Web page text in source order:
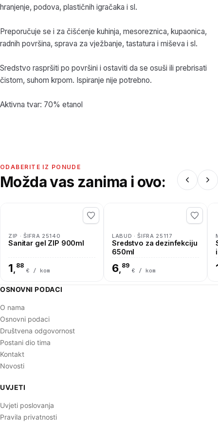
hranjenje, podova, plastičnih igračaka i sl.
Preporučuje se i za čišćenje kuhinja, mesoreznica, kupaonica,
radnih površina, sprava za vježbanje, tastatura i miševa i sl.
Sredstvo raspršiti po površini i ostaviti da se osuši ili prebrisati
čistom, suhom krpom. Ispiranje nije potrebno.
Aktivna tvar: 70% etanol
ODABERITE IZ PONUDE
Možda vas zanima i ovo:
ZIP · ŠIFRA 25140
Sanitar gel ZIP 900ml
1, 88
€ / kom
LABUD · ŠIFRA 25117
Sredstvo za dezinfekciju
650ml
6, 89
€ / kom
OSNOVNI PODACI
O nama
Osnovni podaci
Društvena odgovornost
Postani dio tima
Kontakt
Novosti
UVJETI
Uvjeti poslovanja
Pravila privatnosti